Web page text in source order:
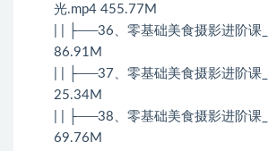
光.mp4 455.77M
| | ├──36、零基础美食摄影进阶课
86.91M
| | ├──37、零基础美食摄影进阶课
25.34M
| | ├──38、零基础美食摄影进阶课
69.76M